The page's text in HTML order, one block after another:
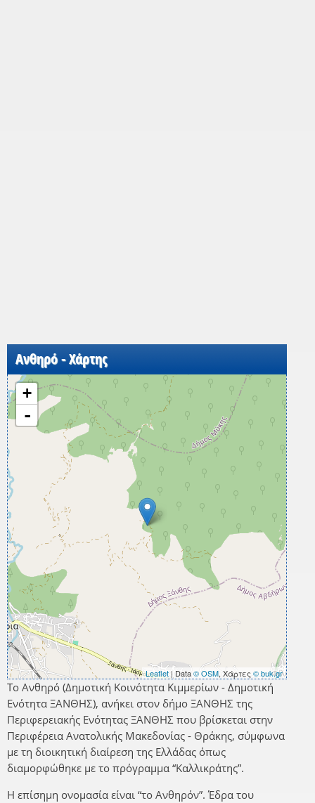
Ανθηρό - Χάρτης
+
-
Leaflet | Data© OSM, Χάρτες © buk.gr
Το Ανθηρό (Δημοτική Κοινότητα Κιμμερίων - Δημοτική
Ενότητα ΞΑΝΘΗΣ), ανήκει στον δήμο ΞΑΝΘΗΣ της
Περιφερειακής Ενότητας ΞΑΝΘΗΣ που βρίσκεται στην
Περιφέρεια Ανατολικής Μακεδονίας - Θράκης, σύμφωνα
με τη διοικητική διαίρεση της Ελλάδας όπως
διαμορφώθηκε με το πρόγραμμα “Καλλικράτης”.
Η επίσημη ονομασία είναι “το Ανθηρόν”. Έδρα του